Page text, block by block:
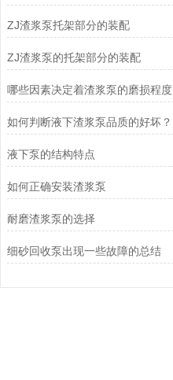
ZJ渣浆泵托架部分的装配
ZJ渣浆泵的托架部分的装配
哪些因素决定着渣浆泵的磨损程度
如何判断液下渣浆泵品质的好坏？
液下泵的结构特点
如何正确安装渣浆泵
耐磨渣浆泵的选择
细砂回收泵出现一些故障的总结